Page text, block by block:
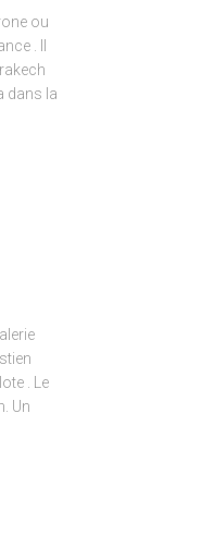
ou
. Il
dans la
. Le
Un